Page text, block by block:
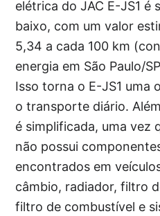
elétrica do JAC E-JS1 é
baixo, com um valor
5,34 a cada 100 km
energia em São Paulo/
Isso torna o E-JS1 uma
o transporte diário.
é simplificada, uma vez
não possui
encontrados em
câmbio, radiador, filtro
filtro de combustível e